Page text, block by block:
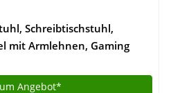
Schreibtischstuhl,
mit Armlehnen, Gaming
/ weiß
Angebot*